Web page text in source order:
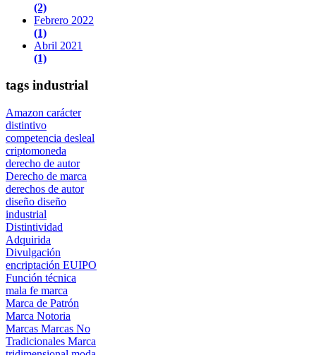
(2)
Febrero 2022
(1)
Abril 2021
(1)
tags industrial
Amazon carácter
distintivo
competencia desleal
criptomoneda
derecho de autor
Derecho de marca
derechos de autor
diseño diseño
industrial
Distintividad
Adquirida
Divulgación
encriptación EUIPO
Función técnica
mala fe marca
Marca de Patrón
Marca Notoria
Marcas Marcas No
Tradicionales Marca